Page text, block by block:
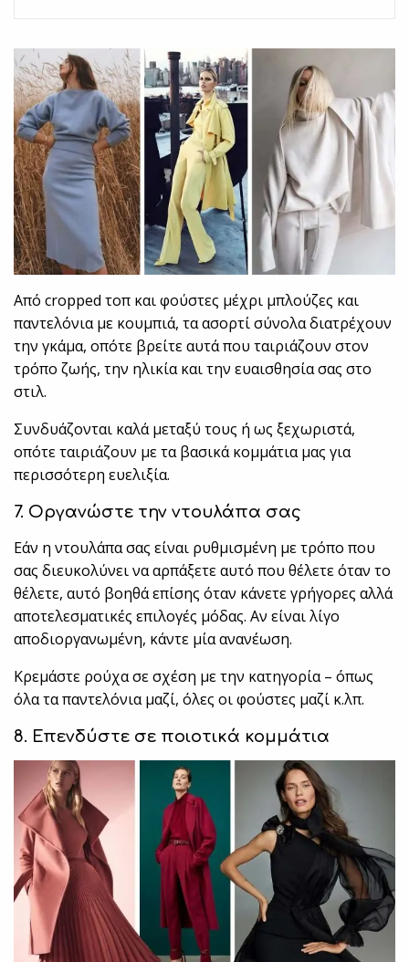
Από cropped τοπ και φούστες μέχρι μπλούζες και
παντελόνια με κουμπιά, τα ασορτί σύνολα διατρέχουν
την γκάμα, οπότε βρείτε αυτά που ταιριάζουν στον
τρόπο ζωής, την ηλικία και την ευαισθησία σας στο
στιλ.
Συνδυάζονται καλά μεταξύ τους ή ως ξεχωριστά,
οπότε ταιριάζουν με τα βασικά κομμάτια μας για
περισσότερη ευελιξία.
7. Οργανώστε την ντουλάπα σας
Εάν η ντουλάπα σας είναι ρυθμισμένη με τρόπο που
σας διευκολύνει να αρπάξετε αυτό που θέλετε όταν το
θέλετε, αυτό βοηθά επίσης όταν κάνετε γρήγορες αλλά
αποτελεσματικές επιλογές μόδας. Αν είναι λίγο
αποδιοργανωμένη, κάντε μία ανανέωση.
Κρεμάστε ρούχα σε σχέση με την κατηγορία – όπως
όλα τα παντελόνια μαζί, όλες οι φούστες μαζί κ.λπ.
8. Επενδύστε σε ποιοτικά κομμάτια